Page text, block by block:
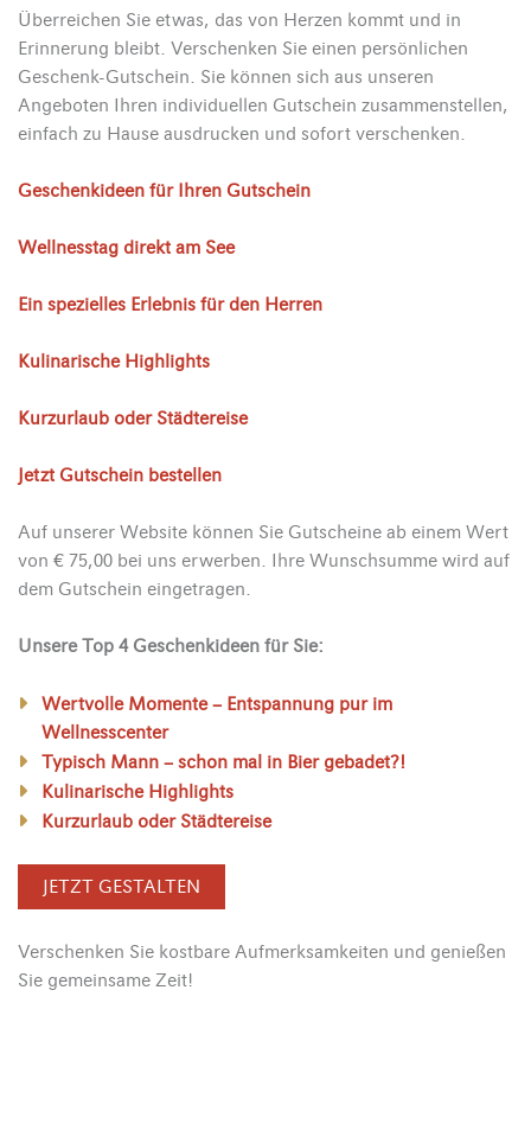
Überreichen Sie etwas, das von Herzen kommt und in
Erinnerung bleibt. Verschenken Sie einen persönlichen
Geschenk-Gutschein. Sie können sich aus unseren
Angeboten Ihren individuellen Gutschein zusammenstellen,
einfach zu Hause ausdrucken und sofort verschenken.
Geschenkideen für Ihren Gutschein
Wellnesstag direkt am See
Ein spezielles Erlebnis für den Herren
Kulinarische Highlights
Kurzurlaub oder Städtereise
Jetzt Gutschein bestellen
Auf unserer Website können Sie Gutscheine ab einem Wert
von € 75,00 bei uns erwerben. Ihre Wunschsumme wird auf
dem Gutschein eingetragen.
Unsere Top 4 Geschenkideen für Sie:
Wertvolle Momente – Entspannung pur im
Wellnesscenter
Typisch Mann – schon mal in Bier gebadet?!
Kulinarische Highlights
Kurzurlaub oder Städtereise
JETZT GESTALTEN
Verschenken Sie kostbare Aufmerksamkeiten und genießen
Sie gemeinsame Zeit!